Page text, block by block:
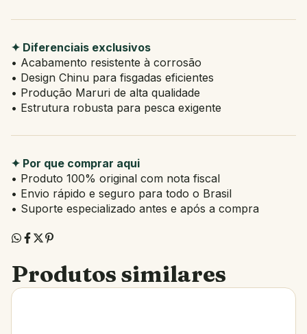
✦ Diferenciais exclusivos
• Acabamento resistente à corrosão
• Design Chinu para fisgadas eficientes
• Produção Maruri de alta qualidade
• Estrutura robusta para pesca exigente
✦ Por que comprar aqui
• Produto 100% original com nota fiscal
• Envio rápido e seguro para todo o Brasil
• Suporte especializado antes e após a compra
Produtos similares